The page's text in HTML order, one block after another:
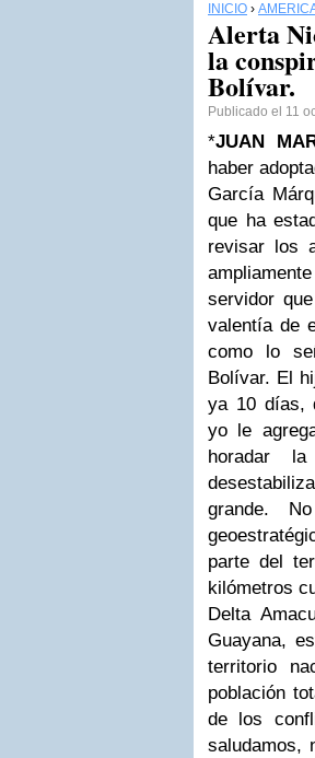
INICIO ›
Alerta
la
Bolívar.
Publicado el 11
*JUAN
haber
García
que ha
revisar los
servidor
valentía de
como lo
Bolívar. El
ya 10 días,
yo le
horadar
grande.
parte del
kilómetros
Delta
Guayana,
territorio
población
de los
saludamos,